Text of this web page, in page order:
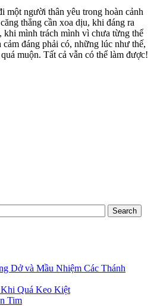
một người thân yêu trong hoàn cảnh
thẳng cần xoa dịu, khi đáng ra
khi mình trách mình vì chưa từng thể
đáng phải có, những lúc như thế,
muộn. Tất cả vẫn có thể làm được!
Dở và Mầu Nhiệm Các Thánh
Quá Keo Kiệt
Tim